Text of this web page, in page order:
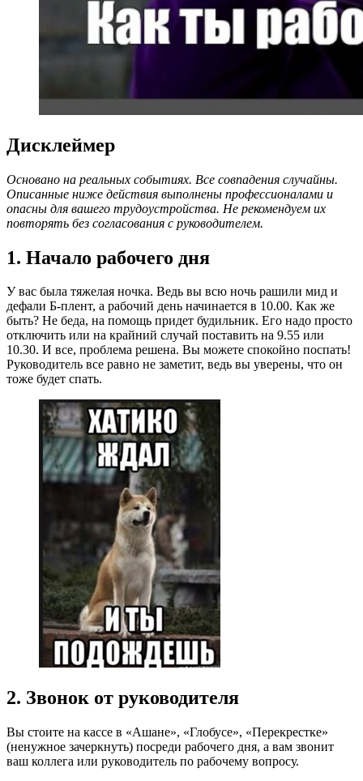
Дисклеймер
Основано на реальных событиях. Все совпадения случайны.
Описанные ниже действия выполнены профессионалами и
опасны для вашего трудоустройства. Не рекомендуем их
повторять без согласования с руководителем.
1. Начало рабочего дня
У вас была тяжелая ночка. Ведь вы всю ночь рашили мид и
дефали Б-плент, а рабочий день начинается в 10.00. Как же
быть? Не беда, на помощь придет будильник. Его надо просто
отключить или на крайний случай поставить на 9.55 или
10.30. И все, проблема решена. Вы можете спокойно поспать!
Руководитель все равно не заметит, ведь вы уверены, что он
тоже будет спать.
2. Звонок от руководителя
Вы стоите на кассе в «Ашане», «Глобусе», «Перекрестке»
(ненужное зачеркнуть) посреди рабочего дня, а вам звонит
ваш коллега или руководитель по рабочему вопросу.